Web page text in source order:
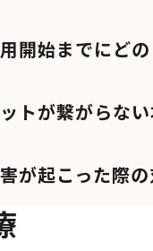
開始までにど
トが繋がらな
が起こった際